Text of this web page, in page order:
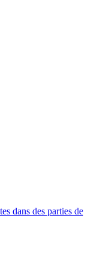
dans des parties de